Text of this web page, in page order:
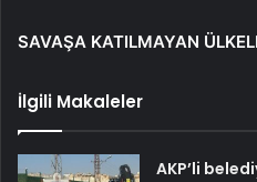
SAVAŞA KATILMAYAN
İlgili Makaleler
AKP’li